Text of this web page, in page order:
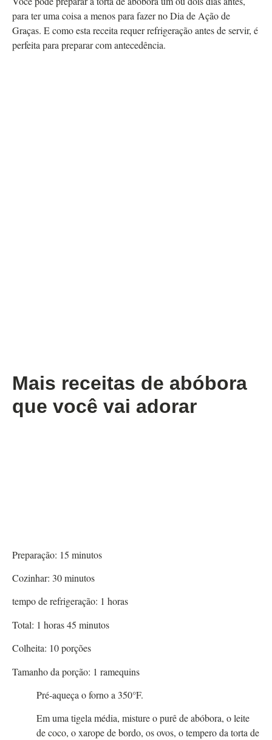
para ter uma coisa a menos para fazer no Dia de Ação de
Graças. E como esta receita requer refrigeração antes de servir, é
perfeita para preparar com antecedência.
Mais receitas de abóbora
que você vai adorar
Preparação: 15 minutos
Cozinhar: 30minutos
tempo de refrigeração: 1 horas
Total: 1 horas45 minutos
Colheita: 10porções
Tamanho da porção: 1 ramequins
Pré-aqueça o forno a 350°F.
Em uma tigela média, misture o purê de abóbora, o leite
de coco, o xarope de bordo, os ovos, o tempero da torta de